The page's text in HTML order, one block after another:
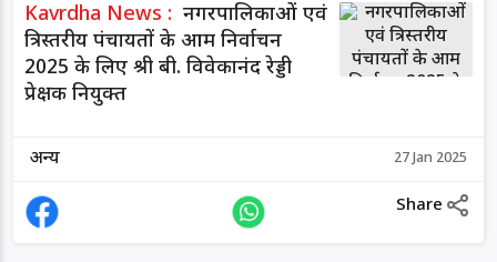
Kavrdha News : नगरपालिकाओं एवं
त्रिस्तरीय पंचायतों के आम निर्वाचन
2025 के लिए श्री बी. विवेकानंद रेड्डी
प्रेक्षक नियुक्त
अन्य 27 Jan 2025
Share